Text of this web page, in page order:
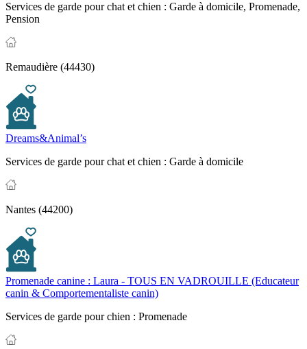
Services de garde pour chat et chien : Garde à domicile, Promenade,
Pension
Remaudière (44430)
Dreams&Animal’s
Services de garde pour chat et chien : Garde à domicile
Nantes (44200)
Promenade canine : Laura - TOUS EN VADROUILLE (Educateur
canin & Comportementaliste canin)
Services de garde pour chien : Promenade